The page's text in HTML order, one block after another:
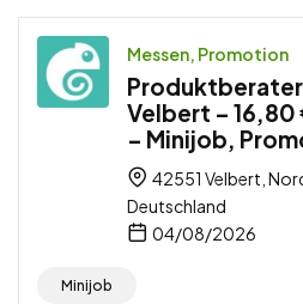
Messen, Promotion
Velbert –
– Minijob,
42551 Velbert,
Deutschland
04/08/2026
Minijob